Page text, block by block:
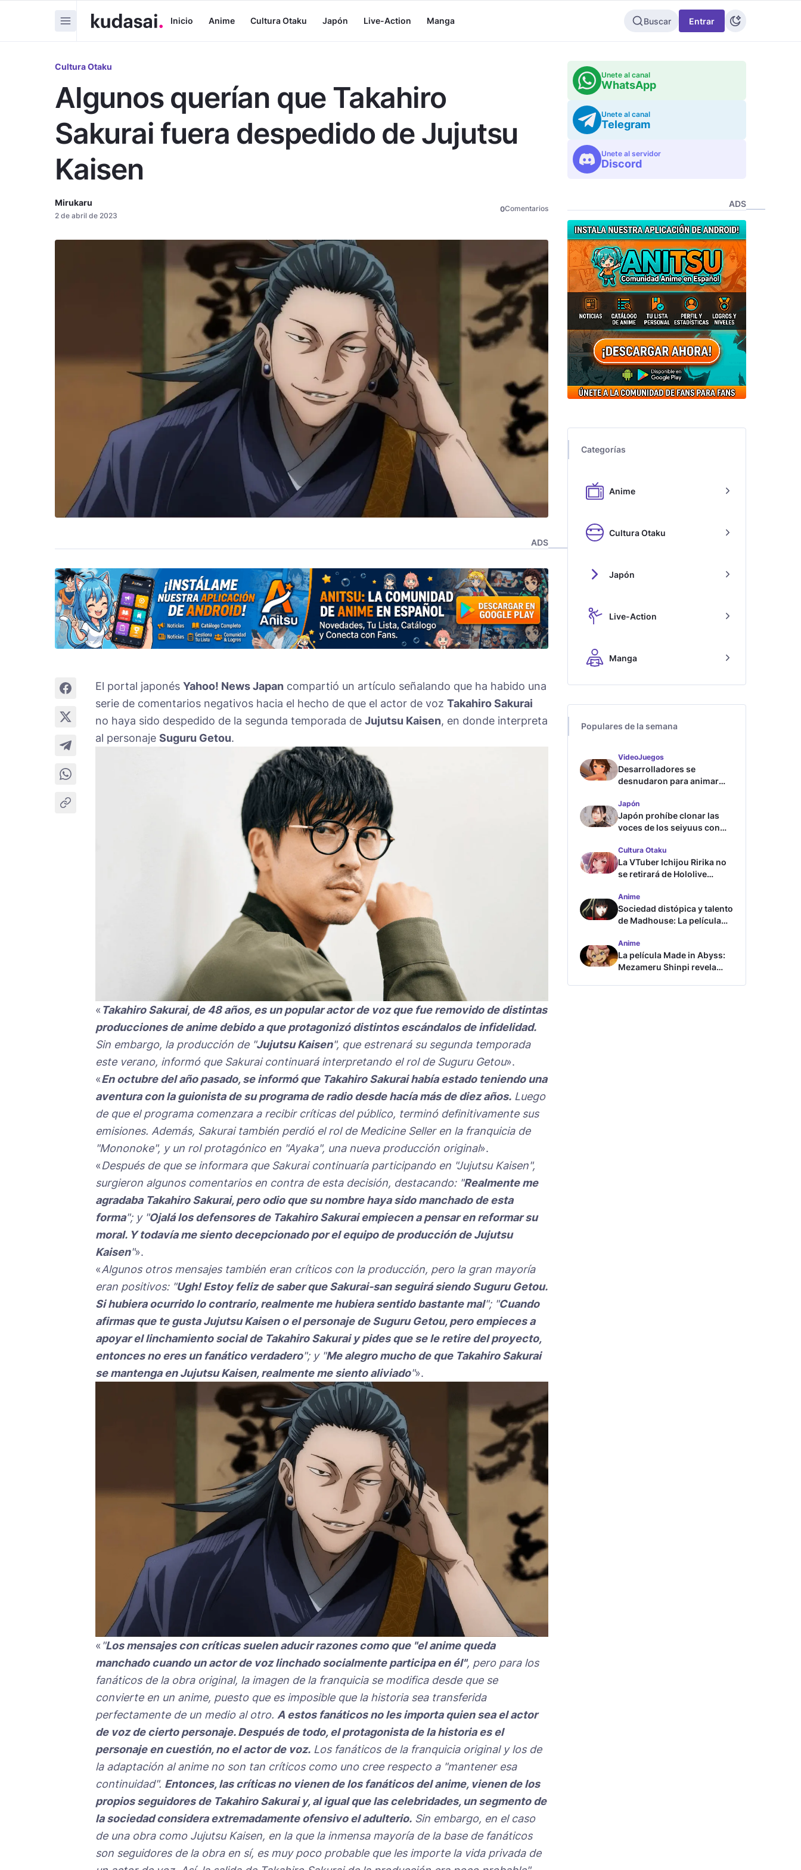
Inicio Anime Cultura Otaku Japón Live-Action Manga Buscar Entrar
Cultura Otaku
Algunos querían que Takahiro
Sakurai fuera despedido de Jujutsu
Kaisen
Mirukaru
2 de abril de 2023
0Comentarios
ADS
El portal japonés Yahoo! News Japan compartió un artículo señalando que ha habido una
serie de comentarios negativos hacia el hecho de que el actor de voz Takahiro Sakurai
no haya sido despedido de la segunda temporada de Jujutsu Kaisen, en donde interpreta
al personaje Suguru Getou.
« Takahiro Sakurai, de 48 años, es un popular actor de voz que fue removido de distintas
producciones de anime debido a que protagonizó distintos escándalos de infidelidad.
Sin embargo, la producción de "Jujutsu Kaisen", que estrenará su segunda temporada
este verano, informó que Sakurai continuará interpretando el rol de Suguru Getou».
«En octubre del año pasado, se informó que Takahiro Sakurai había estado teniendo una
aventura con la guionista de su programa de radio desde hacía más de diez años. Luego
de que el programa comenzara a recibir críticas del público, terminó definitivamente sus
emisiones. Además, Sakurai también perdió el rol de Medicine Seller en la franquicia de
"Mononoke", y un rol protagónico en "Ayaka", una nueva producción original».
«Después de que se informara que Sakurai continuaría participando en "Jujutsu Kaisen",
surgieron algunos comentarios en contra de esta decisión, destacando: "Realmente me
agradaba Takahiro Sakurai, pero odio que su nombre haya sido manchado de esta
forma"; y "Ojalá los defensores de Takahiro Sakurai empiecen a pensar en reformar su
moral. Y todavía me siento decepcionado por el equipo de producción de Jujutsu
Kaisen"».
«Algunos otros mensajes también eran críticos con la producción, pero la gran mayoría
eran positivos: "Ugh! Estoy feliz de saber que Sakurai-san seguirá siendo Suguru Getou.
Si hubiera ocurrido lo contrario, realmente me hubiera sentido bastante mal"; "Cuando
afirmas que te gusta Jujutsu Kaisen o el personaje de Suguru Getou, pero empieces a
apoyar el linchamiento social de Takahiro Sakurai y pides que se le retire del proyecto,
entonces no eres un fanático verdadero"; y "Me alegro mucho de que Takahiro Sakurai
se mantenga en Jujutsu Kaisen, realmente me siento aliviado"».
« "Los mensajes con críticas suelen aducir razones como que "el anime queda
manchado cuando un actor de voz linchado socialmente participa en él", pero para los
fanáticos de la obra original, la imagen de la franquicia se modifica desde que se
convierte en un anime, puesto que es imposible que la historia sea transferida
perfectamente de un medio al otro. A estos fanáticos no les importa quien sea el actor
de voz de cierto personaje. Después de todo, el protagonista de la historia es el
personaje en cuestión, no el actor de voz. Los fanáticos de la franquicia original y los de
la adaptación al anime no son tan críticos como uno cree respecto a "mantener esa
continuidad". Entonces, las críticas no vienen de los fanáticos del anime, vienen de los
propios seguidores de Takahiro Sakurai y, al igual que las celebridades, un segmento de
la sociedad considera extremadamente ofensivo el adulterio. Sin embargo, en el caso
de una obra como Jujutsu Kaisen, en la que la inmensa mayoría de la base de fanáticos
son seguidores de la obra en sí, es muy poco probable que les importe la vida privada de
Unete al canal
WhatsApp
Unete al canal
Telegram
Unete al servidor
Discord
ADS
Categorías
Anime
Cultura Otaku
Japón
Live-Action
Manga
Populares de la semana
VideoJuegos
Desarrolladores se
desnudaron para animar
Japón
Japón prohíbe clonar las
voces de los seiyuus con
Cultura Otaku
La VTuber Ichijou Ririka no
se retirará de Hololive
Anime
Sociedad distópica y talento
de Madhouse: La película
tráiler
Anime
La película Made in Abyss:
Mezameru Shinpi revela